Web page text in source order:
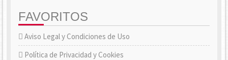
FAVORITOS
Aviso Legal y Condiciones de Uso
Política de Privacidad y Cookies